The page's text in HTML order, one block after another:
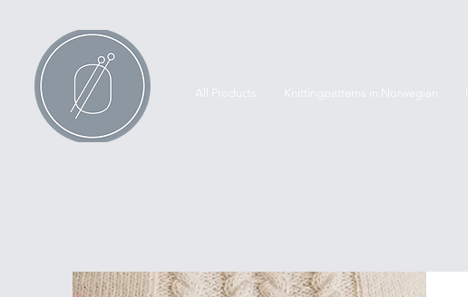
All Products Knittingpatterns in Norwegian